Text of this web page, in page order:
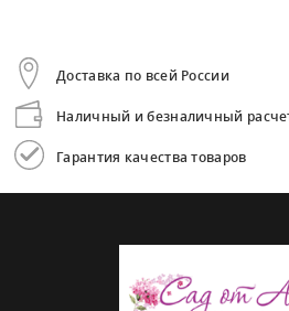
Доставка по всей России
Наличный и безналичный
Гарантия качества товаров